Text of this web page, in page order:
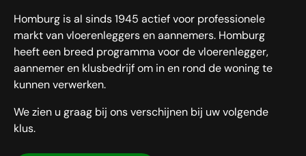
Homburg is al sinds 1945 actief voor professionele
markt van vloerenleggers en aannemers. Homburg
heeft een breed programma voor de vloerenlegger,
aannemer en klusbedrijf om in en rond de woning te
kunnen verwerken.
We zien u graag bij ons verschijnen bij uw volgende
klus.